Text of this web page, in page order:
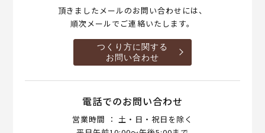
頂きましたメールのお問い合わせには、
順次メールでご連絡いたします。
つくり方に関する
お問い合わせ
電話でのお問い合わせ
営業時間 ： 土・日・祝日を除く